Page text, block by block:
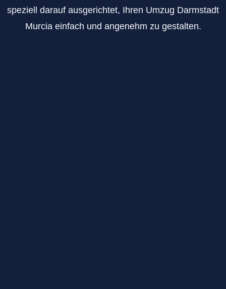
speziell darauf ausgerichtet, Ihren Umzug Darmstadt
Murcia einfach und angenehm zu gestalten.